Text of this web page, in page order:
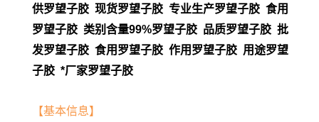
供罗望子胶 现货罗望子胶 专业生产罗望子胶 食用
罗望子胶 类别含量99%罗望子胶 品质罗望子胶 批
发罗望子胶 食用罗望子胶 作用罗望子胶 用途罗望
子胶 *厂家罗望子胶
【基本信息】